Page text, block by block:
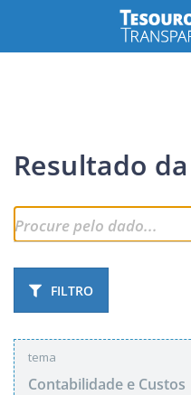
Resultado
FILTRO
tema
Contabilidade e Custos